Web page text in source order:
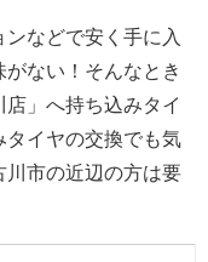
などで安く手に入
ない！そんなとき
」へ持ち込みタイ
タイヤの交換でも気
川市の近辺の方は要